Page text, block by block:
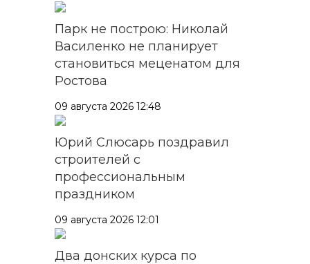
Парк не построю: Николай
Василенко не планирует
становиться меценатом для
Ростова
09 августа 2026 12:48
Юрий Слюсарь поздравил
строителей с
профессиональным
праздником
09 августа 2026 12:01
Два донских курса по